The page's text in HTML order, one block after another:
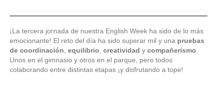
¡La tercera jornada de nuestra English Week ha sido de lo más
emocionante! El reto del día ha sido superar mil y una pruebas
de coordinación equilibrio creatividad y compañerismo
Unos en el gimnasio y otros en el parque, pero todos
colaborando entre distintas etapas ¡y disfrutando a tope!